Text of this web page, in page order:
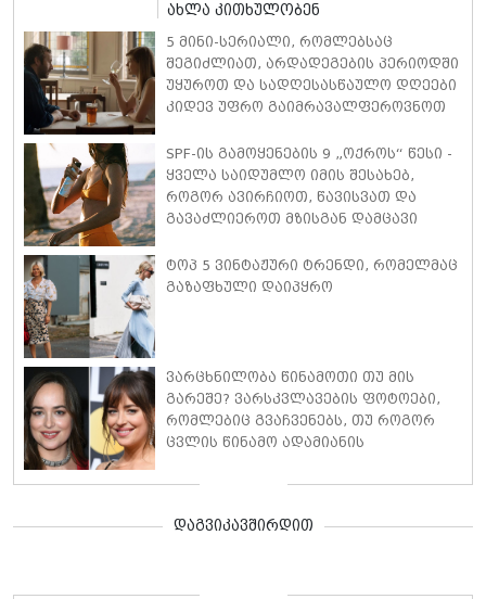
ახლა კითხულობენ
5 მინი-სერიალი, რომლებსაც
შეგიძლიათ, არდადეგების პერიოდში
უყუროთ და სადღესასწაულო დღეები
კიდევ უფრო გაიმრავალფეროვნოთ
SPF-ის გამოყენების 9 „ოქროს“ წესი -
ყველა საიდუმლო იმის შესახებ,
როგორ ავირჩიოთ, წავისვათ და
გავაძლიეროთ მზისგან დამცავი
ტოპ 5 ვინტაჟური ტრენდი, რომელმაც
გაზაფხული დაიპყრო
ვარცხნილობა წინამოთი თუ მის
გარეშე? ვარსკვლავების ფოტოები,
რომლებიც გვაჩვენებს, თუ როგორ
ცვლის წინამო ადამიანის
დაგვიკავშირდით